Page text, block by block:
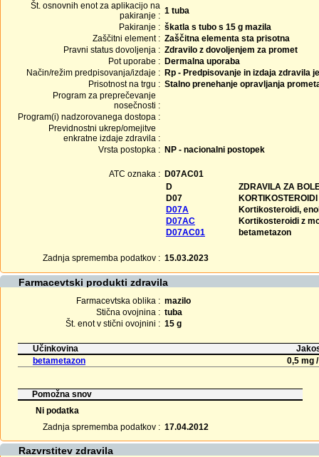
Št. osnovnih enot za aplikacijo na
pakiranje : 1 tuba
Pakiranje : škatla s tubo s 15 g mazila
Zaščitni element : Zaščitna elementa sta prisotna
Pravni status dovoljenja : Zdravilo z dovoljenjem za promet
Pot uporabe : Dermalna uporaba
Način/režim predpisovanja/izdaje : Rp - Predpisovanje in izdaja zdravila
Prisotnost na trgu : Stalno prenehanje opravljanja
Program za preprečevanje
nosečnosti :
Program(i) nadzorovanega dostopa :
Previdnostni ukrep/omejitve
enkratne izdaje zdravila :
Vrsta postopka : NP - nacionalni postopek
ATC oznaka : D07AC01
D
ZDRAVILA ZA
D07
D07A
Kortikosteroidi,
D07AC
Kortikosteroidi z
D07AC01
betametazon
Zadnja sprememba podatkov : 15.03.2023
Farmacevtski produkti zdravila
Farmacevtska oblika : mazilo
Stična ovojnina : tuba
Št. enot v stični ovojnini : 15 g
Učinkovina
betametazon
0,5 mg
Pomožna snov
Ni podatka
Zadnja sprememba podatkov : 17.04.2012
Razvrstitev zdravila